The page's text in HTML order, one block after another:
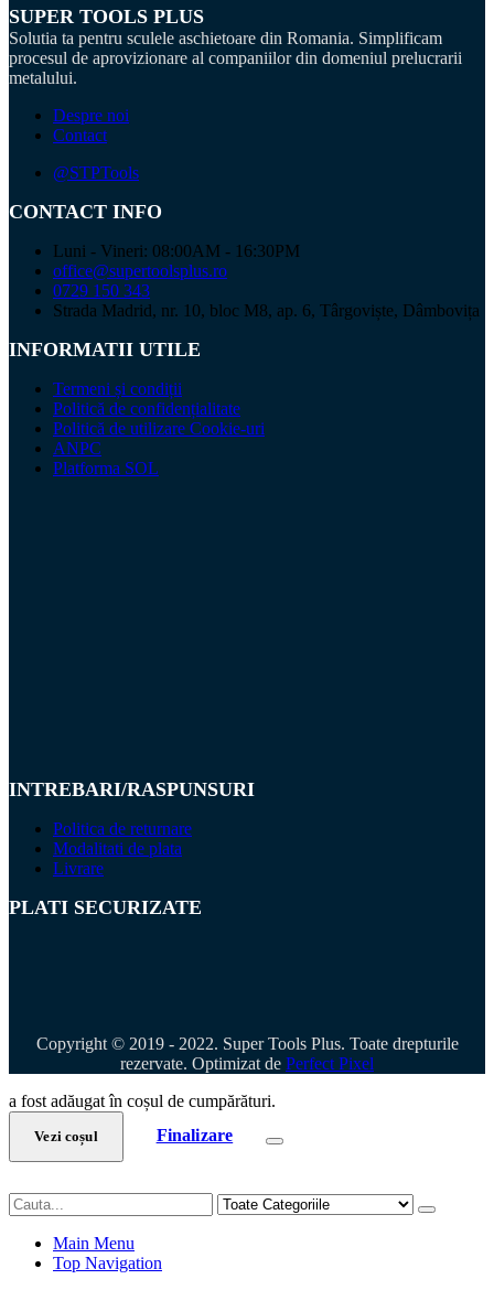
SUPER TOOLS PLUS
Solutia ta pentru sculele aschietoare din Romania. Simplificam
procesul de aprovizionare al companiilor din domeniul prelucrarii
metalului.
Despre noi
Contact
@STPTools
CONTACT INFO
Luni - Vineri: 08:00AM - 16:30PM
office@supertoolsplus.ro
0729 150 343
Strada Madrid, nr. 10, bloc M8, ap. 6, Târgoviște, Dâmbovița
INFORMATII UTILE
Termeni și condiții
Politică de confidențialitate
Politică de utilizare Cookie-uri
ANPC
Platforma SOL
INTREBARI/RASPUNSURI
Politica de returnare
Modalitati de plata
Livrare
PLATI SECURIZATE
Copyright © 2019 - 2022. Super Tools Plus. Toate drepturile
rezervate. Optimizat de Perfect Pixel
a fost adăugat în coșul de cumpărături.
Vezi coșul Finalizare
Main Menu
Top Navigation